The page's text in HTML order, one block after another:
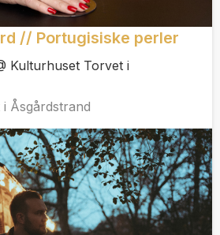
// Portugisiske perler
Kulturhuset Torvet i
Åsgårdstrand